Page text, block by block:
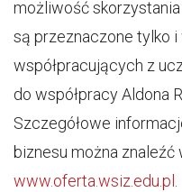
możliwość
są przeznaczone tylko i
współpracujących z
do współpracy Aldona
Szczegółowe
biznesu można znaleźć
www.oferta.wsiz.edu.pl .